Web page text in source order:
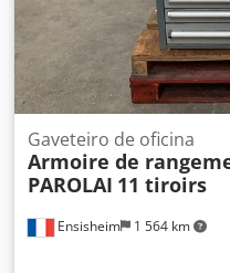
Ensisheim 1 564 km
Gaveteiro de oficina
Armoire de
PAROLAI 11 tiroirs